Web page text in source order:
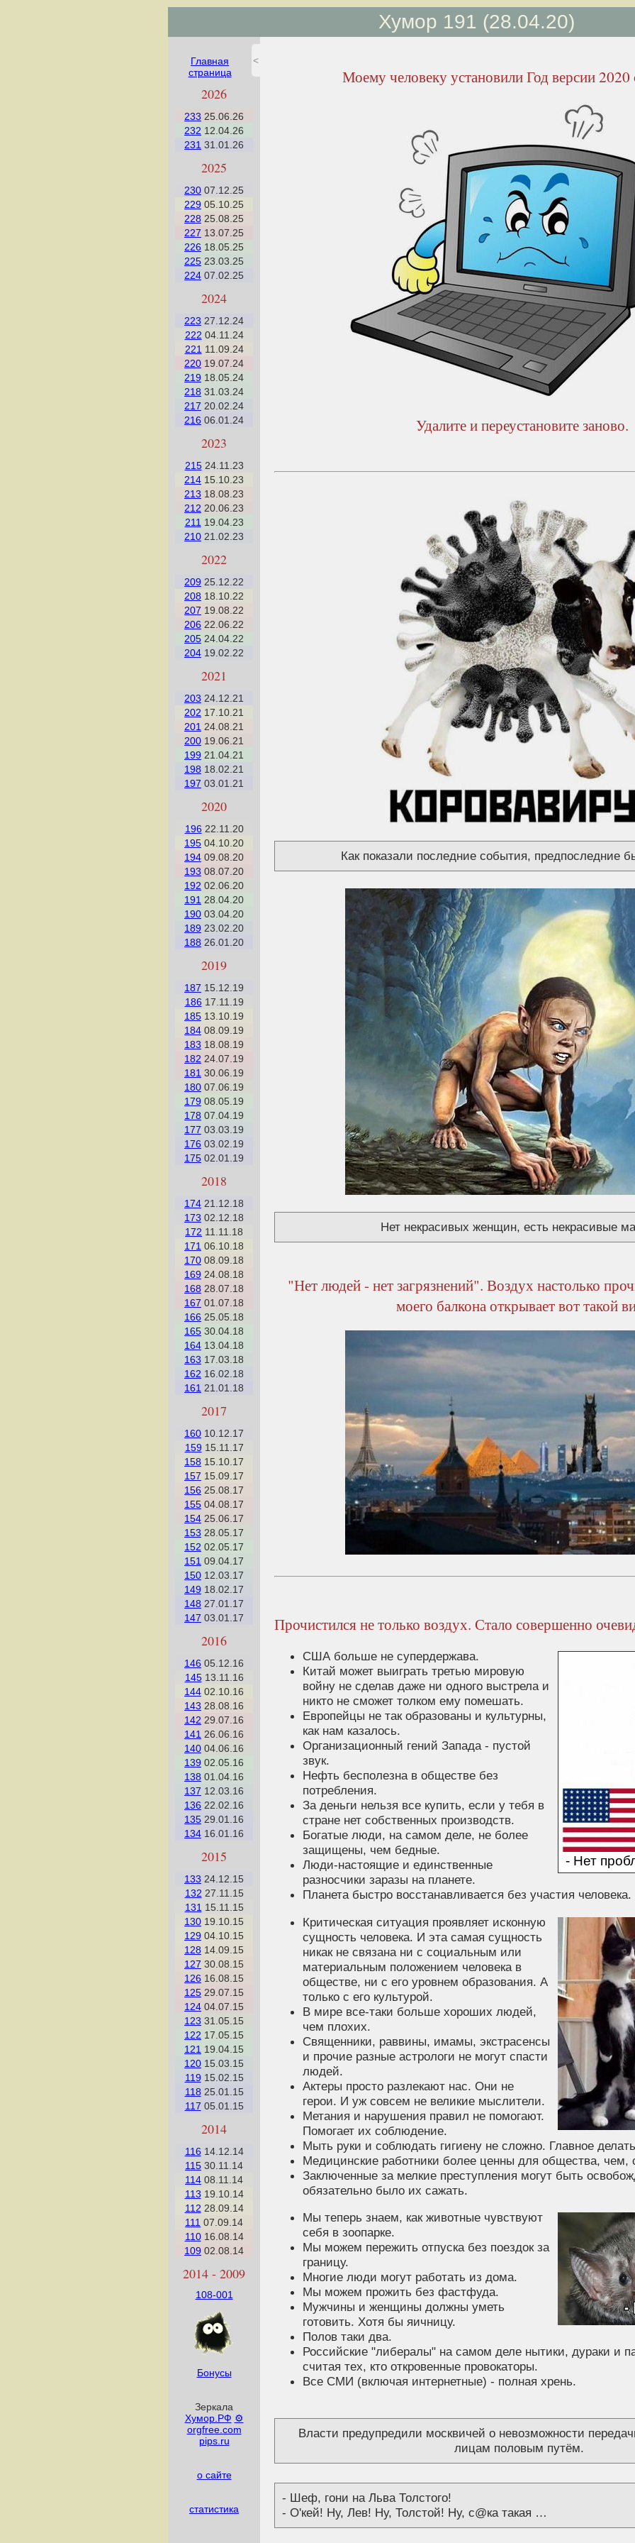
Хумор 191 (28.04.20)
<
Главная
страница
2026
233 25.06.26
232 12.04.26
231 31.01.26
2025
230 07.12.25
229 05.10.25
228 25.08.25
227 13.07.25
226 18.05.25
225 23.03.25
224 07.02.25
2024
223 27.12.24
222 04.11.24
221 11.09.24
220 19.07.24
219 18.05.24
218 31.03.24
217 20.02.24
216 06.01.24
2023
21524.11.23
214 15.10.23
213 18.08.23
212 20.06.23
211 19.04.23
210 21.02.23
2022
209 25.12.22
208 18.10.22
207 19.08.22
206 22.06.22
205 24.04.22
204 19.02.22
2021
203 24.12.21
202 17.10.21
201 24.08.21
200 19.06.21
199 21.04.21
198 18.02.21
197 03.01.21
2020
196 22.11.20
195 04.10.20
194 09.08.20
193 08.07.20
192 02.06.20
191 28.04.20
190 03.04.20
189 23.02.20
188 26.01.20
2019
187 15.12.19
186 17.11.19
185 13.10.19
184 08.09.19
183 18.08.19
182 24.07.19
181 30.06.19
180 07.06.19
179 08.05.19
178 07.04.19
177 03.03.19
176 03.02.19
175 02.01.19
2018
174 21.12.18
173 02.12.18
172 11.11.18
171 06.10.18
170 08.09.18
169 24.08.18
168 28.07.18
167 01.07.18
166 25.05.18
165 30.04.18
164 13.04.18
163 17.03.18
162 16.02.18
161 21.01.18
2017
160 10.12.17
159 15.11.17
158 15.10.17
157 15.09.17
156 25.08.17
155 04.08.17
154 25.06.17
153 28.05.17
152 02.05.17
151 09.04.17
150 12.03.17
149 18.02.17
148 27.01.17
147 03.01.17
2016
146 05.12.16
14513.11.16
144 02.10.16
143 28.08.16
142 29.07.16
141 26.06.16
140 04.06.16
139 02.05.16
138 01.04.16
137 12.03.16
136 22.02.16
135 29.01.16
134 16.01.16
2015
133 24.12.15
132 27.11.15
131 15.11.15
130 19.10.15
129 04.10.15
128 14.09.15
127 30.08.15
126 16.08.15
125 29.07.15
124 04.07.15
123 31.05.15
122 17.05.15
121 19.04.15
120 15.03.15
119 15.02.15
118 25.01.15
117 05.01.15
2014
116 14.12.14
115 30.11.14
114 08.11.14
113 19.10.14
112 28.09.14
111 07.09.14
11016.08.14
109 02.08.14
2014 - 2009
108-001
Бонусы
Зеркала
Хумор.РФ ⚙
orgfree.com
pips.ru
о сайте
статистика
Моему человеку установили Год версии
Удалите и переустановите заново.
Как показали последние события, предпоследние
Нет некрасивых женщин, есть некрасивые
"Нет людей - нет загрязнений". Воздух настолько
моего балкона открывает вот такой
Прочистился не только воздух. Стало совершенно
- Нет
США больше не супердержава.
Китай может выиграть третью мировую
войну не сделав даже ни одного выстрела и
никто не сможет толком ему помешать.
Европейцы не так образованы и культурны,
как нам казалось.
Организационный гений Запада - пустой
звук.
Нефть бесполезна в обществе без
потребления.
За деньги нельзя все купить, если у тебя в
стране нет собственных производств.
Богатые люди, на самом деле, не более
защищены, чем бедные.
Люди-настоящие и единственные
разносчики заразы на планете.
Планета быстро восстанавливается без участия человека.
Критическая ситуация проявляет исконную
сущность человека. И эта самая сущность
никак не связана ни с социальным или
материальным положением человека в
обществе, ни с его уровнем образования. А
только с его культурой.
В мире все-таки больше хороших людей,
чем плохих.
Священники, раввины, имамы, экстрасенсы
и прочие разные астрологи не могут спасти
людей.
Актеры просто разлекают нас. Они не
герои. И уж совсем не великие мыслители.
Метания и нарушения правил не помогают.
Помогает их соблюдение.
Мыть руки и соблюдать гигиену не сложно. Главное
Медицинские работники более ценны для общества,
Заключенные за мелкие преступления могут быть
обязательно было их сажать.
Мы теперь знаем, как животные чувствуют
себя в зоопарке.
Мы можем пережить отпуска без поездок за
границу.
Многие люди могут работать из дома.
Мы можем прожить без фастфуда.
Мужчины и женщины должны уметь
готовить. Хотя бы яичницу.
Полов таки два.
Российские "либералы" на самом деле нытики, дураки и
считая тех, кто откровенные провокаторы.
Все СМИ (включая интернетные) - полная хрень.
Власти предупредили москвичей о невозможности
лицам половым путём.
- Шеф, гони на Льва Толстого!
- О'кей! Ну, Лев! Ну, Толстой! Ну, с@ка такая …